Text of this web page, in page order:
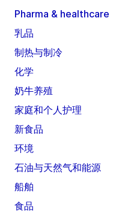
Pharma & healthcare
乳品
制热与制冷
化学
奶牛养殖
家庭和个人护理
新食品
环境
石油与天然气和能源
船舶
食品